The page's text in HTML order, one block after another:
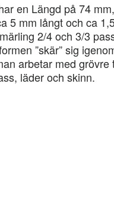
en Längd på 74
5 mm långt och ca
2/4 och 3/3
”skär” sig
arbetar med
läder och skinn.